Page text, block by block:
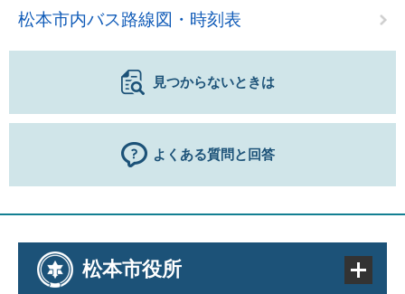
松本市内バス路線図・時刻表
見つからないときは
よくある質問と回答
松本市役所